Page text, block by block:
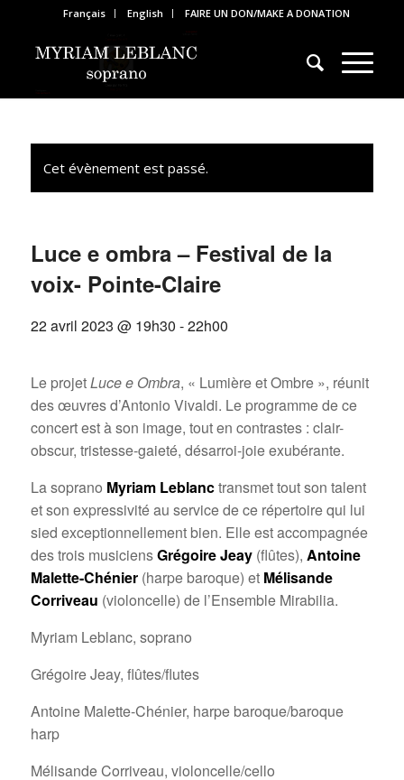
Français English FAIRE UN DON/MAKE A DONATION
Cet évènement est passé.
Luce e ombra – Festival de la
voix- Pointe-Claire
22 avril 2023 @ 19h30 -22h00
Le projetLuce e Ombra, « Lumière et Ombre », réunit
des œuvres d’Antonio Vivaldi. Le programme de ce
concert est à son image, tout en contrastes : clair-
obscur, tristesse-gaieté, désarroi-joie exubérante.
La soprano Myriam Leblanctransmet tout son talent
et son expressivité au service de ce répertoire qui lui
sied exceptionnellement bien. Elle est accompagnée
des trois musiciensGrégoire Jeay(flûtes), Antoine
Malette-Chénier(harpe baroque) et Mélisande
Corriveau (violoncelle) de l’Ensemble Mirabilia.
Myriam Leblanc, soprano
Grégoire Jeay, flûtes/flutes
Antoine Malette-Chénier, harpe baroque/baroque
harp
Mélisande Corriveau, violoncelle/cello